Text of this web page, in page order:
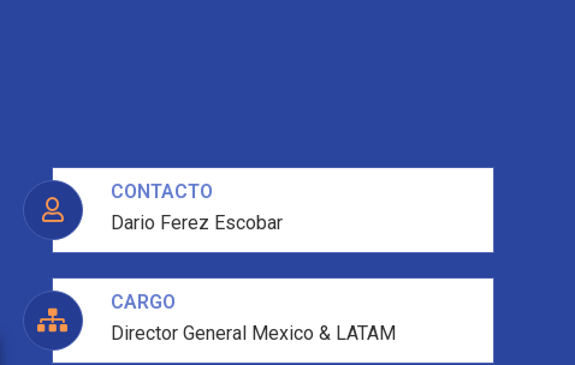
CONTACTO
Dario Ferez Escobar
CARGO
Director General Mexico & LATAM